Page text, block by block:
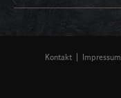
Kontakt Impressum